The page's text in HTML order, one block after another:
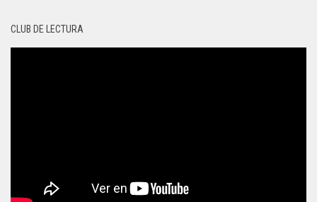
CLUB DE LECTURA